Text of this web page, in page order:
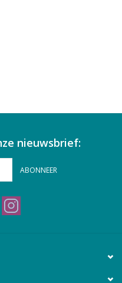
nieuwsbrief:
ABONNEER